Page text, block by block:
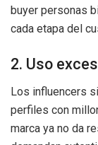
buyer personas
cada etapa del
2. Uso
Los influencers
perfiles con
marca ya no da